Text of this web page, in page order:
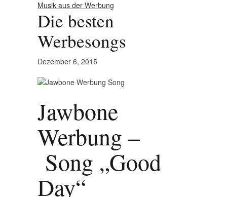
Musik aus der Werbung
Die besten
Werbesongs
Dezember 6, 2015
Jawbone
Werbung –
Song „Good
Day“